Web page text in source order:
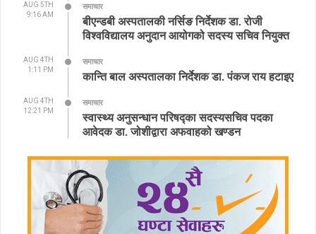
AUG 5TH
9:16 AM
समाचार
बीएन्डबी अस्पतालकी नर्सिङ निर्देशक डा. रोजी
विश्वविद्यालय अनुदान आयोगको सदस्य सचिव नियुक्त
AUG 4TH
1:11 PM
समाचार
कान्ति बाल अस्पतालका निर्देशक डा. पंकज राय हटाइए
AUG 4TH
12:21 PM
समाचार
स्वास्थ्य अनुसन्धान परिषद्का सदस्यसचिव पदका
आवेदक डा. जोशीद्वारा अफवाहको खण्डन